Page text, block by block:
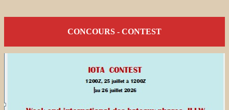
CONCOURS - CONTEST